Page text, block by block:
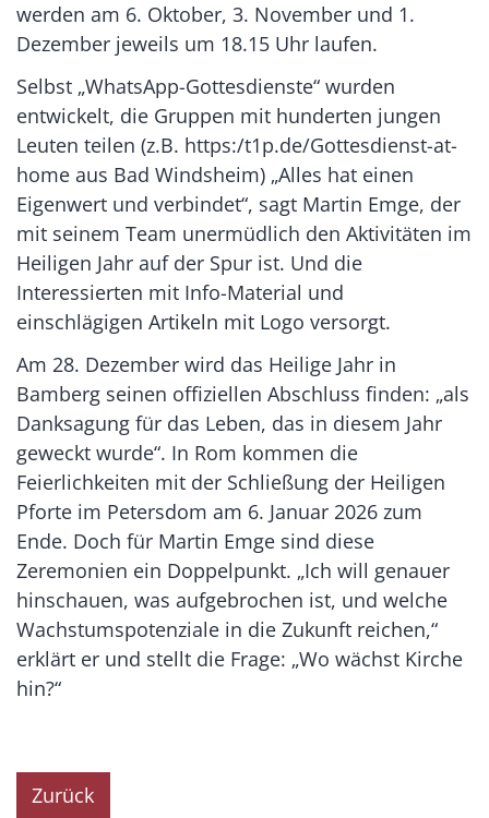
werden am 6. Oktober, 3. November und 1.
Dezember jeweils um 18.15 Uhr laufen.
Selbst „WhatsApp-Gottesdienste“ wurden
entwickelt, die Gruppen mit hunderten jungen
Leuten teilen (z.B. https:/t1p.de/Gottesdienst-at-
home aus Bad Windsheim) „Alles hat einen
Eigenwert und verbindet“, sagt Martin Emge, der
mit seinem Team unermüdlich den Aktivitäten im
Heiligen Jahr auf der Spur ist. Und die
Interessierten mit Info-Material und
einschlägigen Artikeln mit Logo versorgt.
Am 28. Dezember wird das Heilige Jahr in
Bamberg seinen offiziellen Abschluss finden: „als
Danksagung für das Leben, das in diesem Jahr
geweckt wurde“. In Rom kommen die
Feierlichkeiten mit der Schließung der Heiligen
Pforte im Petersdom am 6. Januar 2026 zum
Ende. Doch für Martin Emge sind diese
Zeremonien ein Doppelpunkt. „Ich will genauer
hinschauen, was aufgebrochen ist, und welche
Wachstumspotenziale in die Zukunft reichen,“
erklärt er und stellt die Frage: „Wo wächst Kirche
hin?“
Zurück